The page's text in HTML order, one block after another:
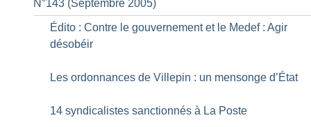
N°143 (Septembre 2005)
Édito : Contre le gouvernement et le Medef : Agir
désobéir
Les ordonnances de Villepin : un mensonge d’État
14 syndicalistes sanctionnés à La Poste